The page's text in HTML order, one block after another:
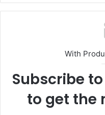
With
Subscribe
to get the